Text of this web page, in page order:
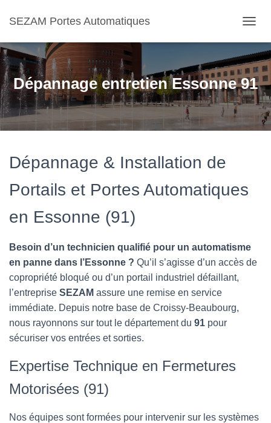
SEZAM Portes Automatiques
U
V
R
I
R
/
G
A
Dépannage entretien Essonne 91
Dépannage & Installation de
Portails et Portes Automatiques
en Essonne (91)
Besoin d’un technicien qualifié pour un automatisme
en panne dans l’Essonne ? Qu’il s’agisse d’un accès de
copropriété bloqué ou d’un portail industriel défaillant,
l’entreprise SEZAM assure une remise en service
immédiate. Depuis notre base de Croissy-Beaubourg,
nous rayonnons sur tout le département du 91 pour
sécuriser vos entrées et sorties.
Expertise Technique en Fermetures
Motorisées (91)
Nos équipes sont formées pour intervenir sur les systèmes